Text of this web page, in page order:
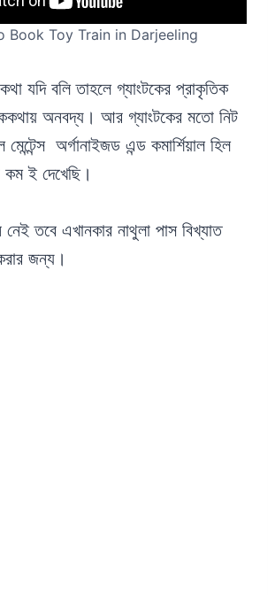
Book Toy Train in Darjeeling
যদি বলি তাহলে গ্যাংটকের প্রাকৃতিক
অনবদ্য। আর গ্যাংটকের মতো নিট
অর্গানাইজড এন্ড কমার্শিয়াল হিল
ই দেখেছি।
নেই তবে এখানকার নাথুলা পাস বিখ্যাত
জন্য।